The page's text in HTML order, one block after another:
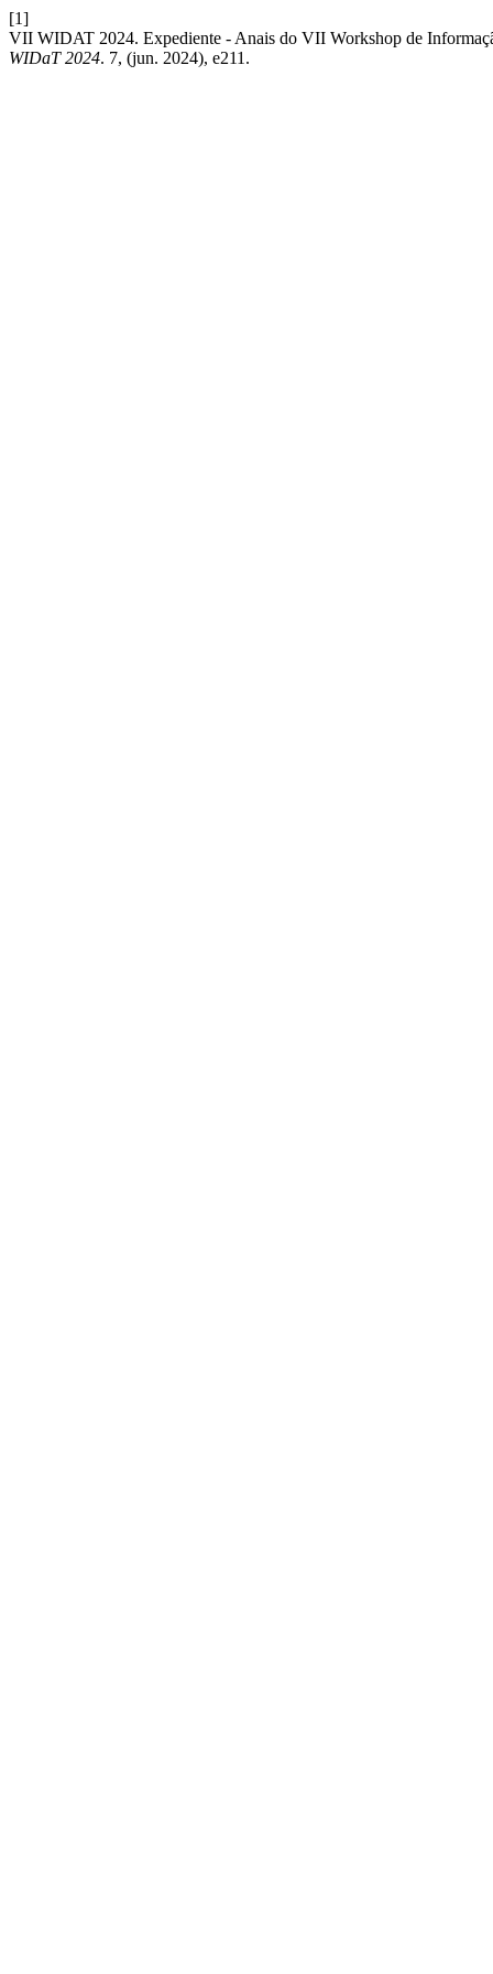
[1]
VII WIDAT 2024. Expediente - Anais do VII Workshop de
WIDaT 2024. 7, (jun. 2024), e211.